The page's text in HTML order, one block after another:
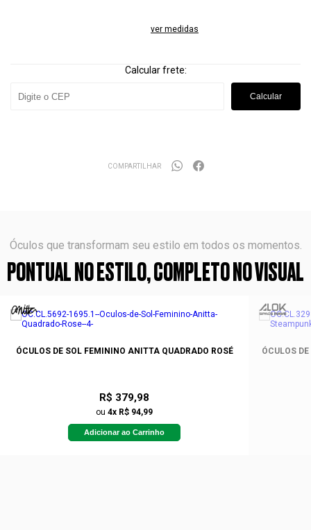
ver medidas
Calcular frete:
Calcular
COMPARTILHAR
Óculos que transformam seu estilo em todos os momentos.
PONTUAL NO ESTILO, COMPLETO NO VISUAL
ÓCULOS DE SOL FEMININO ANITTA QUADRADO ROSÉ
R$ 379,98
ou 4x R$ 94,99
Adicionar ao Carrinho
ÓCULOS